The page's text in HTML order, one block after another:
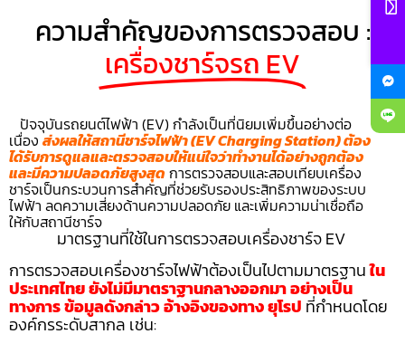
ความสำคัญของการตรวจสอบ :
เครื่องชาร์จรถ EV
ปัจจุบันรถยนต์ไฟฟ้า (EV) กำลังเป็นที่นิยมเพิ่มขึ้นอย่างต่อ
เนื่อง ส่งผลให้สถานีชาร์จไฟฟ้า (EV Charging Station) ต้อง
ได้รับการดูแลและตรวจสอบให้แน่ใจว่าทำงานได้อย่างถูกต้อง
และมีความปลอดภัยสูงสุด การตรวจสอบและสอบเทียบเครื่อง
ชาร์จเป็นกระบวนการสำคัญที่ช่วยรับรองประสิทธิภาพของระบบ
ไฟฟ้า ลดความเสี่ยงด้านความปลอดภัย และเพิ่มความน่าเชื่อถือ
ให้กับสถานีชาร์จ
มาตรฐานที่ใช้ในการตรวจสอบเครื่องชาร์จ EV
การตรวจสอบเครื่องชาร์จไฟฟ้าต้องเป็นไปตามมาตรฐานใน
ประเทศไทย ยังไม่มีมาตราฐานกลางออกมา อย่างเป็น
ทางการ ข้อมูลดังกล่าว อ้างอิงของทาง ยุโรป ที่กำหนดโดย
องค์กรระดับสากล เช่น: